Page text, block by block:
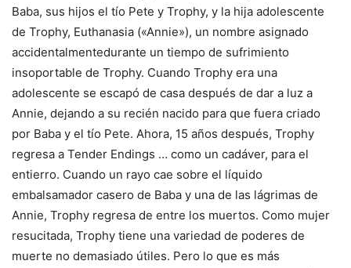
Baba, sus hijos el tío Pete y Trophy, y la hija adolescente
de Trophy, Euthanasia («Annie»), un nombre asignado
accidentalmentedurante un tiempo de sufrimiento
insoportable de Trophy. Cuando Trophy era una
adolescente se escapó de casa después de dar a luz a
Annie, dejando a su recién nacido para que fuera criado
por Baba y el tío Pete. Ahora, 15 años después, Trophy
regresa a Tender Endings … como un cadáver, para el
entierro. Cuando un rayo cae sobre el líquido
embalsamador casero de Baba y una de las lágrimas de
Annie, Trophy regresa de entre los muertos. Como mujer
resucitada, Trophy tiene una variedad de poderes de
muerte no demasiado útiles. Pero lo que es más